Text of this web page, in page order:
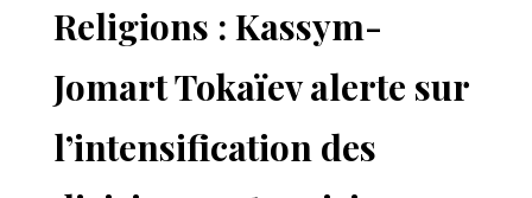
Religions : Kassym-
Jomart Tokaïev alerte sur
l’intensification des